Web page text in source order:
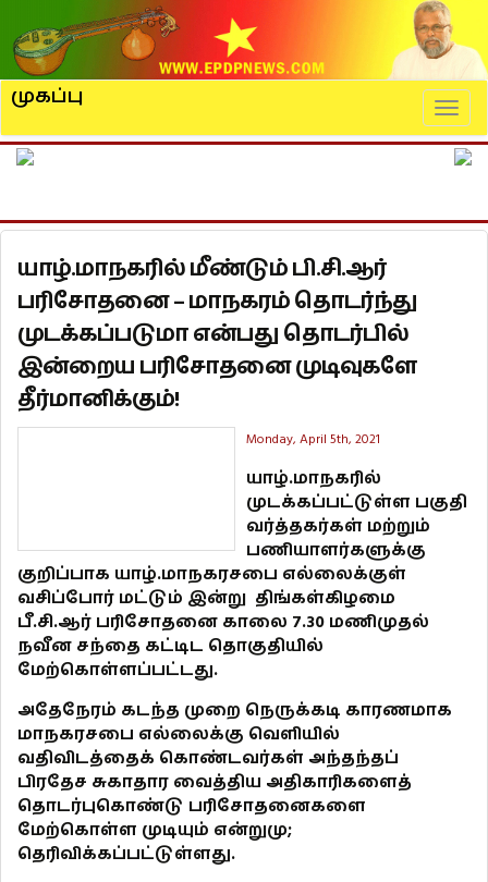
முகப்பு
யாழ்.மாநகரில் மீண்டும் பி.சி.ஆர்
பரிசோதனை – மாநகரம் தொடர்ந்து
முடக்கப்படுமா என்பது தொடர்பில்
இன்றைய பரிசோதனை முடிவுகளே
தீர்மானிக்கும்!
Monday, April 5th, 2021
யாழ்.மாநகரில்
முடக்கப்பட்டுள்ள பகுதி
வர்த்தகர்கள் மற்றும்
பணியாளர்களுக்கு
குறிப்பாக யாழ்.மாநகரசபை எல்லைக்குள்
வசிப்போர் மட்டும் இன்று திங்கள்கிழமை
பீ.சி.ஆர் பரிசோதனை காலை 7.30 மணிமுதல்
நவீன சந்தை கட்டிட தொகுதியில்
மேற்கொள்ளப்பட்டது.
அதேநேரம் கடந்த முறை நெருக்கடி காரணமாக
மாநகரசபை எல்லைக்கு வெளியில்
வதிவிடத்தைக் கொண்டவர்கள் அந்தந்தப்
பிரதேச சுகாதார வைத்திய அதிகாரிகளைத்
தொடர்புகொண்டு பரிசோதனைகளை
மேற்கொள்ள முடியும் என்றுமு;
தெரிவிக்கப்பட்டுள்ளது.